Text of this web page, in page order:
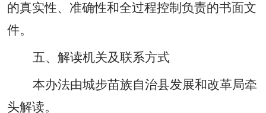
的真实性、准确性和全过程控制负责的书面文
件。
五、解读机关及联系方式
本办法由城步苗族自治县发展和改革局牵
头解读。